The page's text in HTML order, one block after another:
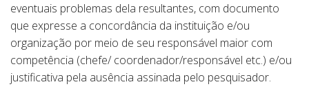
eventuais problemas dela resultantes, com documento
que expresse a concordância da instituição e/ou
organização por meio de seu responsável maior com
competência (chefe/ coordenador/responsável etc.) e/ou
justificativa pela ausência assinada pelo pesquisador.